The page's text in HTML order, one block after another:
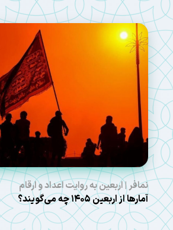
نمافر | اربعین به روایت اعداد و ارقام
آمارها از اربعین ۱۴۰۵ چه می‌گویند؟